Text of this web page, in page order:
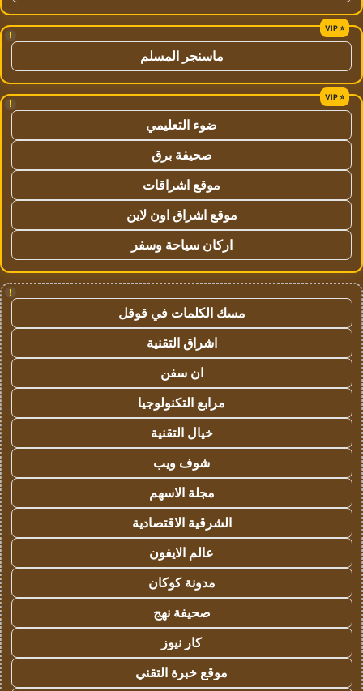
!
ماسنجر المسلم
!
ضوء التعليمي
صحيفة برق
موقع اشراقات
موقع اشراق اون لاين
اركان سياحة وسفر
!
مسك الكلمات في قوقل
اشراق التقنية
ان سفن
مرابع التكنولوجيا
خيال التقنية
شوف ويب
مجلة الاسهم
الشرقية الاقتصادية
عالم الايفون
مدونة كوكان
صحيفة نهج
كار نيوز
موقع خبرة التقني